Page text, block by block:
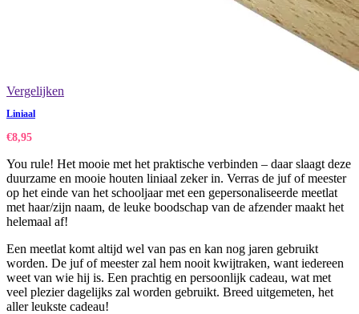
Vergelijken
Liniaal
€8,95
You rule! Het mooie met het praktische verbinden – daar slaagt deze
duurzame en mooie houten liniaal zeker in. Verras de juf of meester
op het einde van het schooljaar met een gepersonaliseerde meetlat
met haar/zijn naam, de leuke boodschap van de afzender maakt het
helemaal af!
Een meetlat komt altijd wel van pas en kan nog jaren gebruikt
worden. De juf of meester zal hem nooit kwijtraken, want iedereen
weet van wie hij is. Een prachtig en persoonlijk cadeau, wat met
veel plezier dagelijks zal worden gebruikt. Breed uitgemeten, het
aller leukste cadeau!